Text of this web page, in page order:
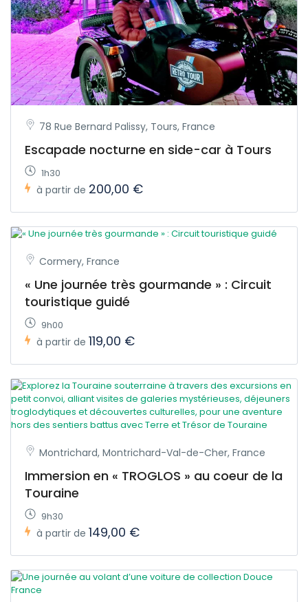
78 Rue Bernard Palissy, Tours, France
Escapade nocturne en side-car à Tours
1h30
à partir de 200,00 €
Cormery, France
« Une journée très gourmande » : Circuit
touristique guidé
9h00
à partir de 119,00 €
Montrichard, Montrichard-Val-de-Cher, France
Immersion en « TROGLOS » au coeur de la
Touraine
9h30
à partir de 149,00 €